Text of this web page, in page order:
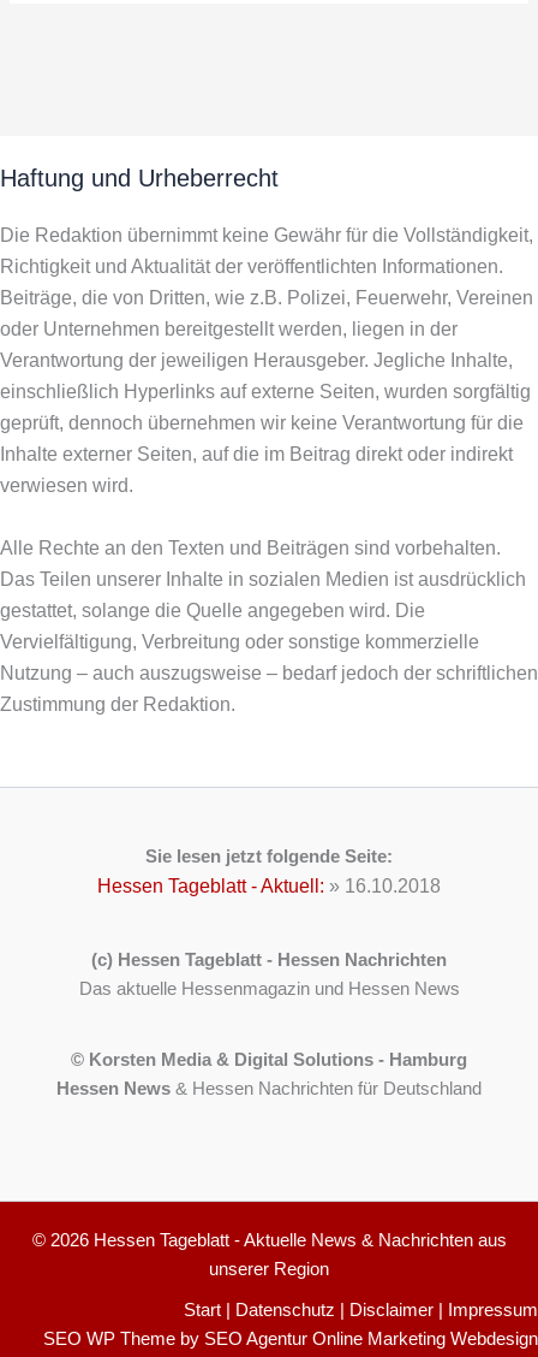
Haftung und Urheberrecht
Die Redaktion übernimmt keine Gewähr für die Vollständigkeit,
Richtigkeit und Aktualität der veröffentlichten Informationen.
Beiträge, die von Dritten, wie z.B. Polizei, Feuerwehr, Vereinen
oder Unternehmen bereitgestellt werden, liegen in der
Verantwortung der jeweiligen Herausgeber. Jegliche Inhalte,
einschließlich Hyperlinks auf externe Seiten, wurden sorgfältig
geprüft, dennoch übernehmen wir keine Verantwortung für die
Inhalte externer Seiten, auf die im Beitrag direkt oder indirekt
verwiesen wird.
Alle Rechte an den Texten und Beiträgen sind vorbehalten.
Das Teilen unserer Inhalte in sozialen Medien ist ausdrücklich
gestattet, solange die Quelle angegeben wird. Die
Vervielfältigung, Verbreitung oder sonstige kommerzielle
Nutzung – auch auszugsweise – bedarf jedoch der schriftlichen
Zustimmung der Redaktion.
Sie lesen jetzt folgende Seite:
Hessen Tageblatt - Aktuell: » 16.10.2018
(c) Hessen Tageblatt - Hessen Nachrichten
Das aktuelle Hessenmagazin und Hessen News
© Korsten Media & Digital Solutions - Hamburg
Hessen News & Hessen Nachrichten für Deutschland
© 2026 Hessen Tageblatt - Aktuelle News & Nachrichten aus
unserer Region
Start Datenschutz Disclaimer
Impressum
SEO WP Theme by SEO Agentur Online Marketing Webdesign